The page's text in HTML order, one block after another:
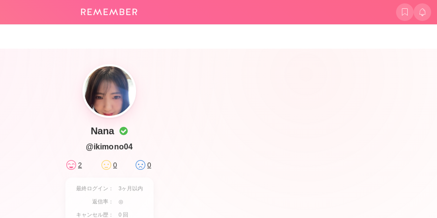
Nana
@ikimono04
2 0 0
最終ログイン： 3ヶ月以内
返信率： ◎
キャンセル歴： 0 回